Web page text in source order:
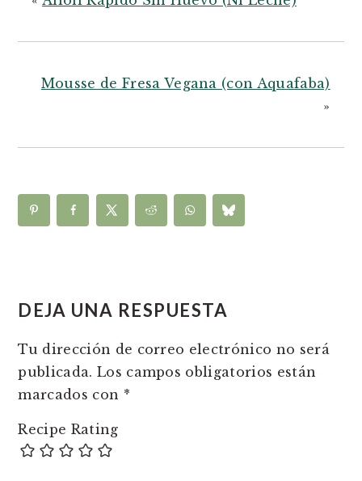
Mousse de Fresa Vegana (con Aquafaba)
»
INTERACTIONS
DEJA UNA RESPUESTA
Tu dirección de correo electrónico no será
publicada. Los campos obligatorios están
marcados con *
Recipe Rating